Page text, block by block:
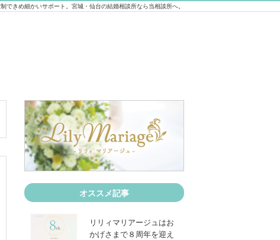
できめ細かいサポート。宮城・仙台の結婚相談所なら当相談所へ。
オススメ記事
リリィマリアージュはお
かげさまで８周年を迎え